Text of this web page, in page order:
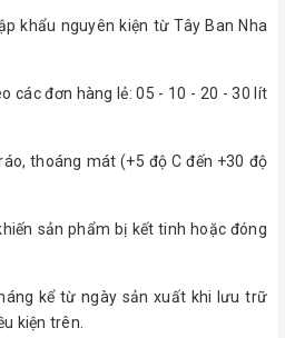
khẩu nguyên kiện từ Tây Ban Nha
các đơn hàng lẻ: 05 - 10 - 20 - 30 lít
thoáng mát (+5 độ C đến +30 độ
sản phẩm bị kết tinh hoặc đóng
kể từ ngày sản xuất khi lưu trữ
kiện trên.